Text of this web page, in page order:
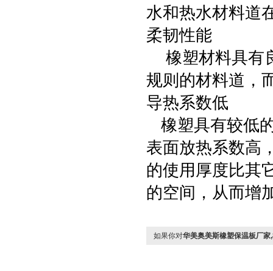
水和热水材料道
柔韧性能
橡塑材料具有
规则的材料道，
导热系数低
橡塑具有较低
表面放热系数高
的使用厚度比其
的空间，从而增
如果你对华美奥美斯橡塑保温板厂家